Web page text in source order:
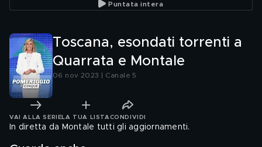
Puntata intera
Toscana, esondati torrenti a
Quarrata e Montale
06 nov 2023 | Canale 5
VAI ALLA SERIE LA TUA LISTA CONDIVIDI
In diretta da Montale tutti gli aggiornamenti.